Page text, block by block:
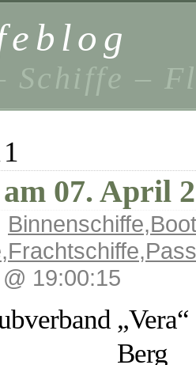
Schiffe –
am 07. April
Binnenschiffe,
,Frachtschiffe,
19:00:15
Berg